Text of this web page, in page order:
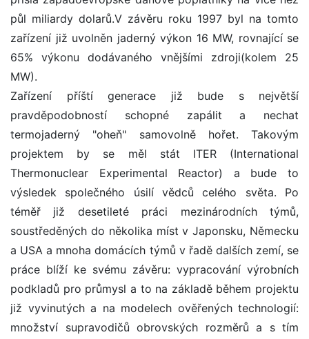
půl miliardy dolarů.V závěru roku 1997 byl na tomto
zařízení již uvolněn jaderný výkon 16 MW, rovnající se
65% výkonu dodávaného vnějšími zdroji(kolem 25
MW).
Zařízení příští generace již bude s největší
pravděpodobností schopné zapálit a nechat
termojaderný "oheň" samovolně hořet. Takovým
projektem by se měl stát ITER (International
Thermonuclear Experimental Reactor) a bude to
výsledek společného úsilí vědců celého světa. Po
téměř již desetileté práci mezinárodních týmů,
soustředěných do několika míst v Japonsku, Německu
a USA a mnoha domácích týmů v řadě dalších zemí, se
práce blíží ke svému závěru: vypracování výrobních
podkladů pro průmysl a to na základě během projektu
již vyvinutých a na modelech ověřených technologií:
množství supravodičů obrovských rozměrů a s tím